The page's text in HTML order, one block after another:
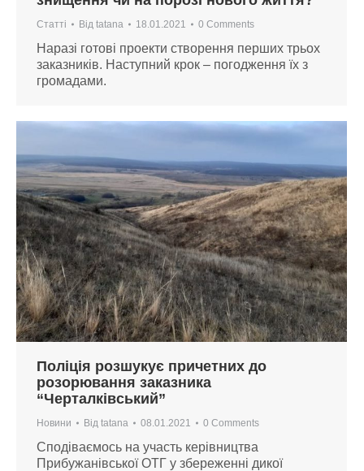
Статті Від tatana 18.01.2021 0 Comments
Наразі готові проекти створення перших трьох
заказників. Наступний крок – погодження їх з
громадами.
Поліція розшукує причетних до
розорювання заказника
“Черталківський”
Новини Від tatana 08.01.2021 0 Comments
Сподіваємось на участь керівництва
Прибужанівської ОТГ у збереженні дикої